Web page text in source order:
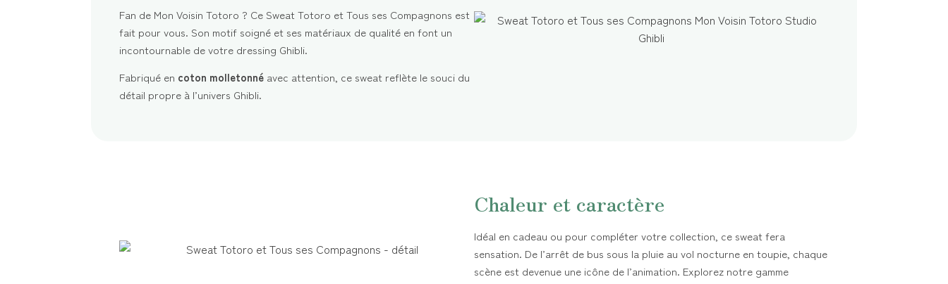
Fan de Mon Voisin Totoro ? Ce Sweat Totoro et Tous ses Compagnons est
fait pour vous. Son motif soigné et ses matériaux de qualité en font un
incontournable de votre dressing Ghibli.
Fabriqué en coton molletonnéavec attention, ce sweat reflète le souci du
détail propre à l’univers Ghibli.
Chaleur et caractère
Idéal en cadeau ou pour compléter votre collection, ce sweat fera
sensation. De l’arrêt de bus sous la pluie au vol nocturne en toupie, chaque
scène est devenue une icône de l’animation. Explorez notre gamme